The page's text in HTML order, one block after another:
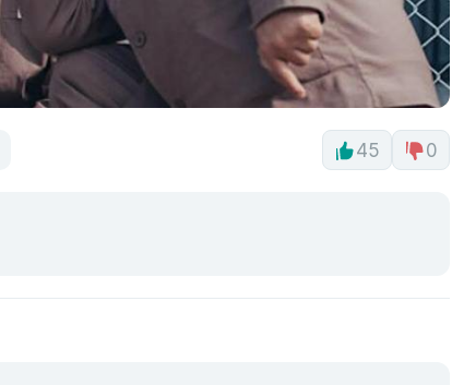
45 0